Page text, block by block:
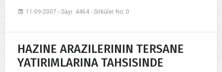
11-09-2007 - Sayı: 4464 - Sirküler No: 0
HAZINE ARAZILERININ TERSANE
YATIRIMLARINA TAHSISINDE